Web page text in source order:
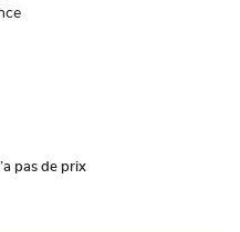
pas de prix